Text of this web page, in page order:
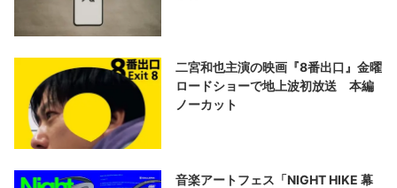
二宮和也主演の映画『8番出口』金曜
ロードショーで地上波初放送 本編
ノーカット
音楽アートフェス「NIGHT HIKE 幕